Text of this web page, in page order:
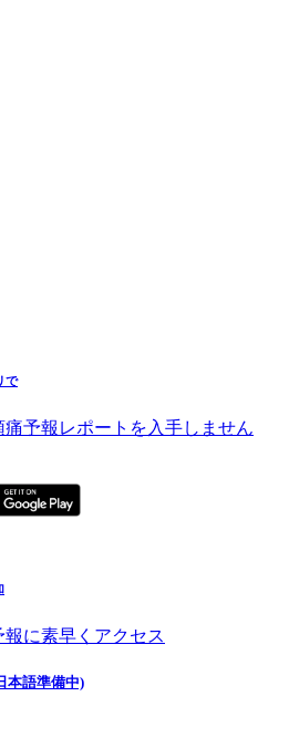
で
予報レポートを入手しません
に素早くアクセス
本語準備中)